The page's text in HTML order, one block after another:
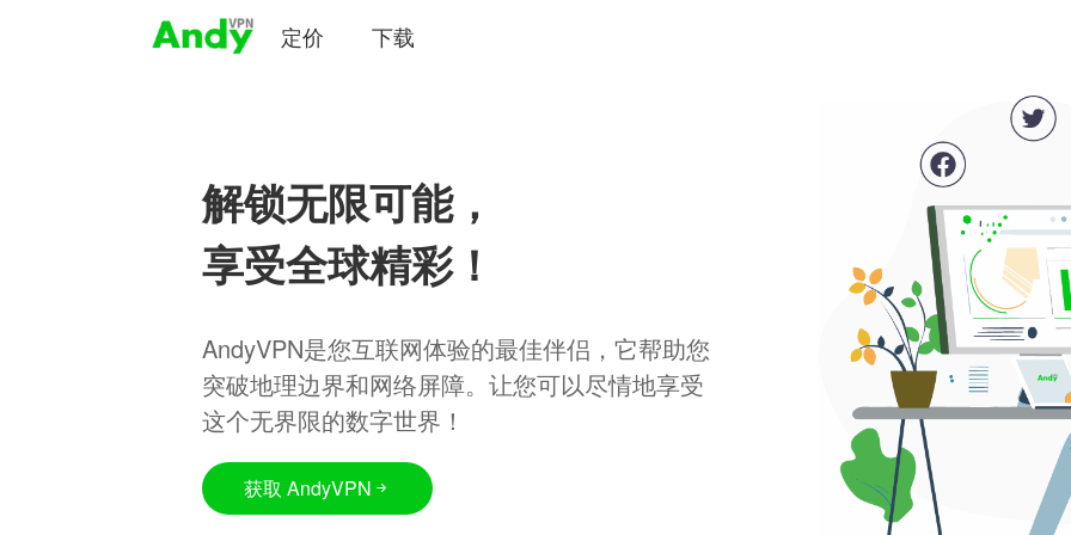
定价 下载
解锁无限可能，
享受全球精彩！
AndyVPN是您互联网体验的最佳伴侣，它帮助您
突破地理边界和网络屏障。让您可以尽情地享受
这个无界限的数字世界！
获取 AndyVPN